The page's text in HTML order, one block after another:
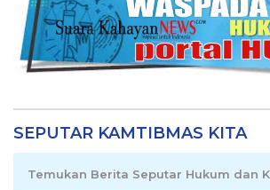
SEPUTAR KAMTIBMAS KITA
Temukan Berita Seputar Hukum dan